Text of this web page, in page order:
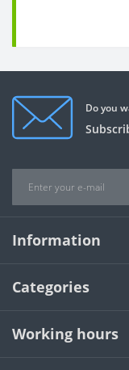
Do you
Information
Categories
Working hours